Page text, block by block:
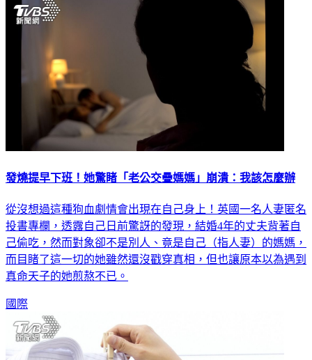
發燒提早下班！她驚睹「老公交疊媽媽」崩潰：我該怎麼辦
從沒想過這種狗血劇情會出現在自己身上！英國一名人妻匿名
投書專欄，透露自己日前驚訝的發現，結婚4年的丈夫背著自
己偷吃，然而對象卻不是別人、竟是自己（指人妻）的媽媽，
而目睹了這一切的她雖然還沒戳穿真相，但也讓原本以為遇到
真命天子的她煎熬不已。
國際